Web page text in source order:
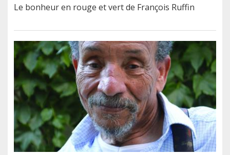
Le bonheur en rouge et vert de François Ruffin